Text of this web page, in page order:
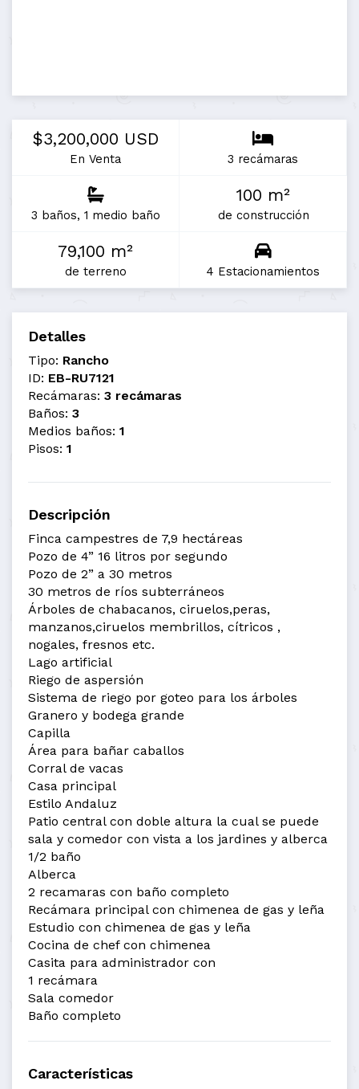
$3,200,000 USD
En Venta 3 recámaras
3 baños, 1 medio baño
100 m²
de construcción
79,100 m²
de terreno 4 Estacionamientos
Detalles
Tipo: Rancho
ID: EB-RU7121
Recámaras: 3 recámaras
Baños: 3
Medios baños: 1
Pisos: 1
Descripción
Finca campestres de 7,9 hectáreas
Pozo de 4” 16 litros por segundo
Pozo de 2” a 30 metros
30 metros de ríos subterráneos
Árboles de chabacanos, ciruelos,peras,
manzanos,ciruelos membrillos, cítricos ,
nogales, fresnos etc.
Lago artificial
Riego de aspersión
Sistema de riego por goteo para los árboles
Granero y bodega grande
Capilla
Área para bañar caballos
Corral de vacas
Casa principal
Estilo Andaluz
Patio central con doble altura la cual se puede
sala y comedor con vista a los jardines y alberca
1/2 baño
Alberca
2 recamaras con baño completo
Recámara principal con chimenea de gas y leña
Estudio con chimenea de gas y leña
Cocina de chef con chimenea
Casita para administrador con
1 recámara
Sala comedor
Baño completo
Características